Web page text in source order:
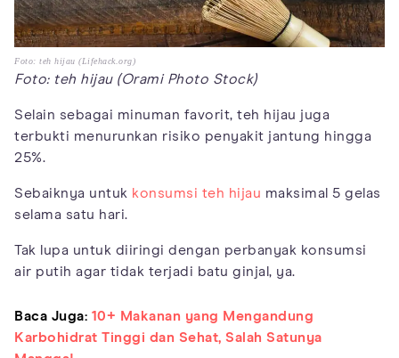
Foto: teh hijau (Lifehack.org)
Foto: teh hijau (Orami Photo Stock)
Selain sebagai minuman favorit, teh hijau juga
terbukti menurunkan risiko penyakit jantung hingga
25%.
Sebaiknya untuk konsumsi teh hijau maksimal 5 gelas
selama satu hari.
Tak lupa untuk diiringi dengan perbanyak konsumsi
air putih agar tidak terjadi batu ginjal, ya.
Baca Juga: 10+ Makanan yang Mengandung
Karbohidrat Tinggi dan Sehat, Salah Satunya